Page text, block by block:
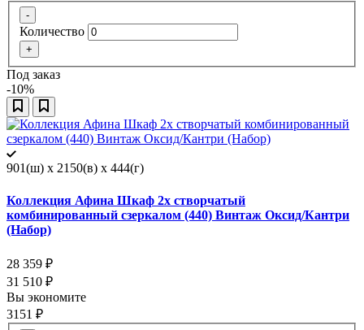
-
Количество
+
Под заказ
-10%
901(ш) x 2150(в) x 444(г)
Коллекция Афина Шкаф 2х створчатый
комбинированный сзеркалом (440) Винтаж Оксид/Кантри
(Набор)
28 359 ₽
31 510 ₽
Вы экономите
3151 ₽